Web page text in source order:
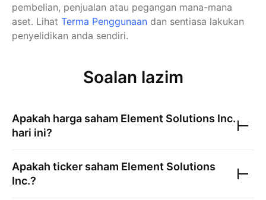
pembelian, penjualan atau pegangan mana-mana
aset. Lihat Terma Penggunaan dan sentiasa lakukan
penyelidikan anda sendiri.
Soalan lazim
Apakah harga saham Element Solutions Inc.
hari ini?
Apakah ticker saham Element Solutions
Inc.?